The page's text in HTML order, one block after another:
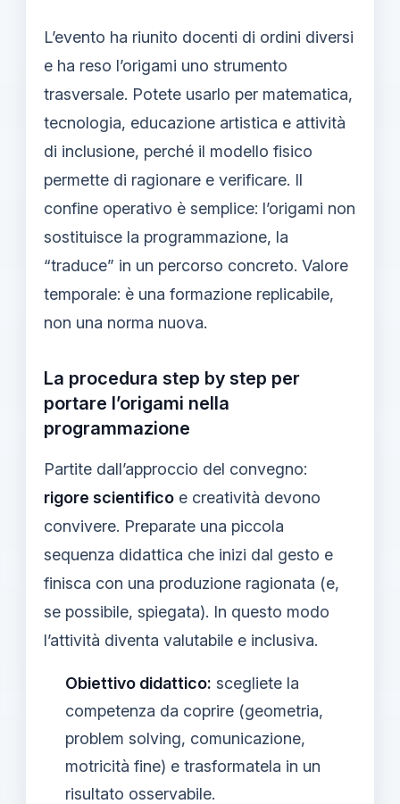
L’evento ha riunito docenti di ordini diversi
e ha reso l’origami uno strumento
trasversale. Potete usarlo per matematica,
tecnologia, educazione artistica e attività
di inclusione, perché il modello fisico
permette di ragionare e verificare. Il
confine operativo è semplice: l’origami non
sostituisce la programmazione, la
“traduce” in un percorso concreto. Valore
temporale: è una formazione replicabile,
non una norma nuova.
La procedura step by step per
portare l’origami nella
programmazione
Partite dall’approccio del convegno:
rigore scientifico e creatività devono
convivere. Preparate una piccola
sequenza didattica che inizi dal gesto e
finisca con una produzione ragionata (e,
se possibile, spiegata). In questo modo
l’attività diventa valutabile e inclusiva.
Obiettivo didattico: scegliete la
competenza da coprire (geometria,
problem solving, comunicazione,
motricità fine) e trasformatela in un
risultato osservabile.